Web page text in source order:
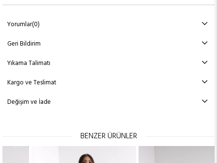
Yorumlar(0)
Geri Bildirim
Yıkama Talimatı
Kargo ve Teslimat
Değişim ve İade
BENZER ÜRÜNLER